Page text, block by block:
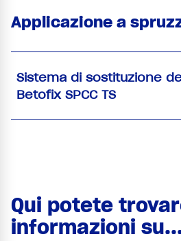
Applicazione a
Sistema di sostituzione
Betofix SPCC TS
Qui potete
informazioni